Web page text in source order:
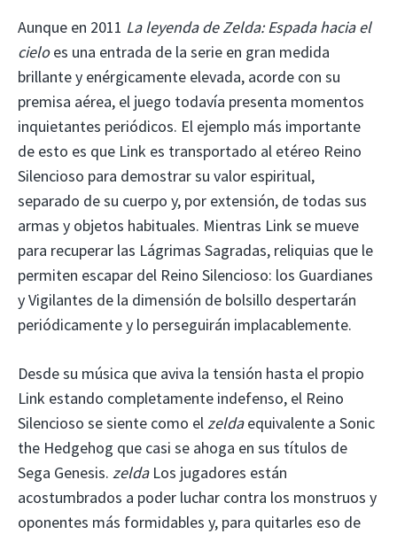
Aunque en 2011 La leyenda de Zelda: Espada hacia el
cieloes una entrada de la serie en gran medida
brillante y enérgicamente elevada, acorde con su
premisa aérea, el juego todavía presenta momentos
inquietantes periódicos. El ejemplo más importante
de esto es que Link es transportado al etéreo Reino
Silencioso para demostrar su valor espiritual,
separado de su cuerpo y, por extensión, de todas sus
armas y objetos habituales. Mientras Link se mueve
para recuperar las Lágrimas Sagradas, reliquias que le
permiten escapar del Reino Silencioso: los Guardianes
y Vigilantes de la dimensión de bolsillo despertarán
periódicamente y lo perseguirán implacablemente.
Desde su música que aviva la tensión hasta el propio
Link estando completamente indefenso, el Reino
Silencioso se siente como elzeldaequivalente a Sonic
the Hedgehog que casi se ahoga en sus títulos de
Sega Genesis. zeldaLos jugadores están
acostumbrados a poder luchar contra los monstruos y
oponentes más formidables y, para quitarles eso de